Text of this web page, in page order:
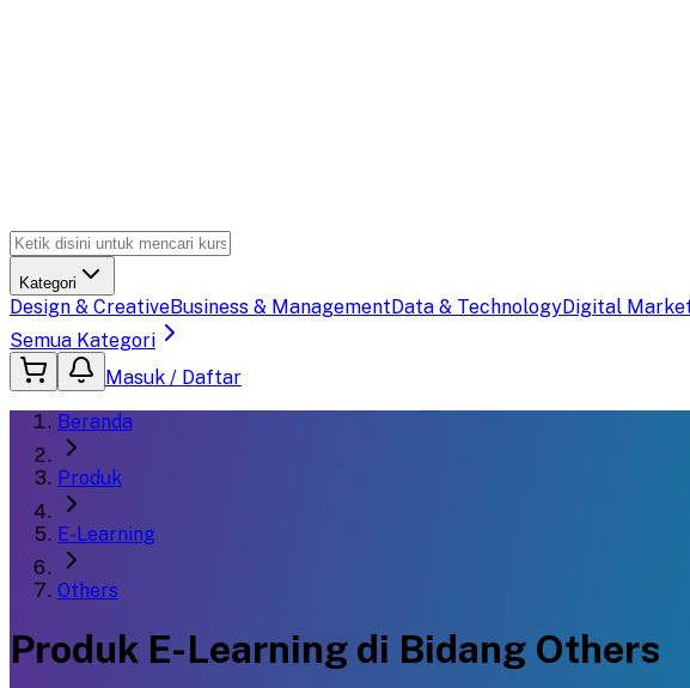
Kategori
Design & CreativeBusiness & ManagementData & TechnologyDigital
Semua Kategori
Masuk / Daftar
Beranda
Produk
E-Learning
Others
Produk E-Learning di Bidang Others